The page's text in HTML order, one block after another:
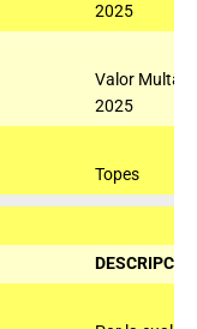
2025
Valor Multas
2025
Topes